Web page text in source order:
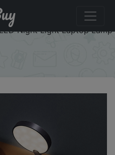
Baseus LED Clip Table
Desk Lamp Touch USB
Night Light Laptop Lamp